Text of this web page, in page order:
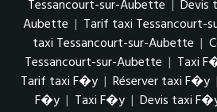
Tessancourt-sur-Aubette | Devis
Aubette | Tarif taxi Tessancourt-
taxi Tessancourt-sur-Aubette |
Tessancourt-sur-Aubette | Taxi
Tarif taxi F�y | Réserver taxi F�y |
F�y | Taxi F�y | Devis taxi